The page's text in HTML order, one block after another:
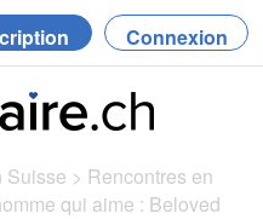
Connexion
Suisse > Rencontres en
qui aime : Beloved